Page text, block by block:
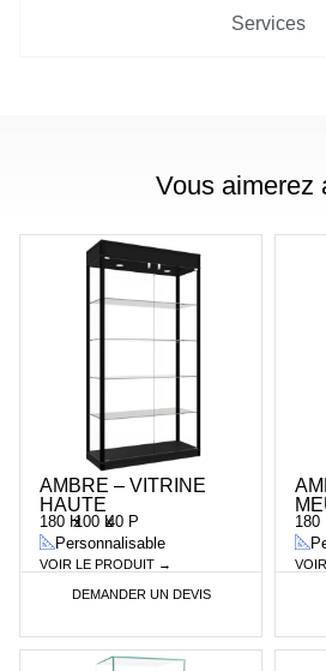
Services
Vous aimerez
AMBRE – VITRINE
HAUTE
180 H
x
100 Lx
40 P
Personnalisable
VOIR LE PRODUIT →
DEMANDER UN DEVIS
180